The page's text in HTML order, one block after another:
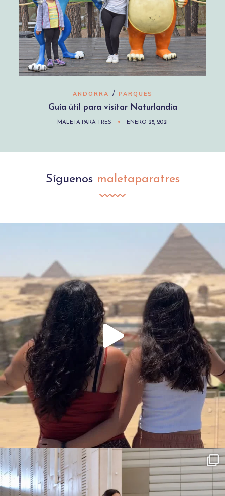
ANDORRA / PARQUES
Guía útil para visitar Naturlandia
MALETA PARA TRES ENERO 28, 2021
Síguenos maletaparatres